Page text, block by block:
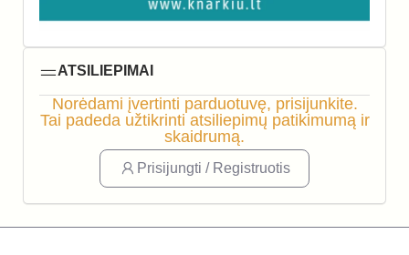
ATSILIEPIMAI
Norėdami įvertinti parduotuvę, prisijunkite.
Tai padeda užtikrinti atsiliepimų patikimumą ir
skaidrumą.
Prisijungti / Registruotis